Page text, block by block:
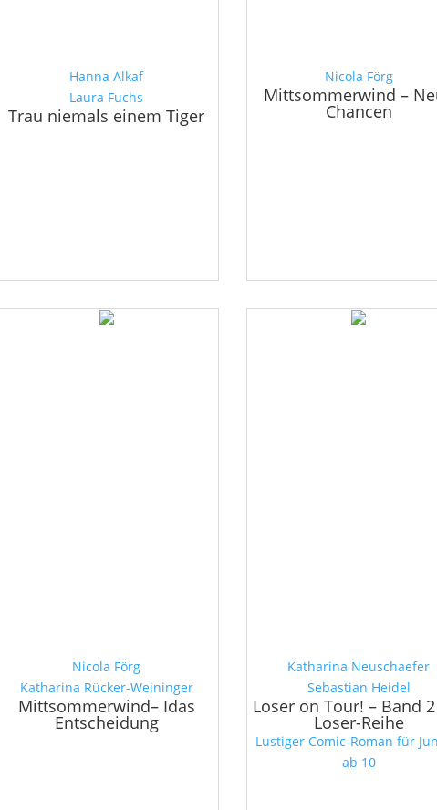
Hanna Alkaf
Laura Fuchs
Trau niemals einem Tiger
Nicola Förg
Mittsommerwind –
Chancen
Nicola Förg
Katharina Rücker-Weininger
Mittsommerwind– Idas
Entscheidung
Katharina Neuschaefer
Sebastian Heidel
Loser on Tour! – Band
Loser-Reihe
Lustiger Comic-Roman für
ab 10